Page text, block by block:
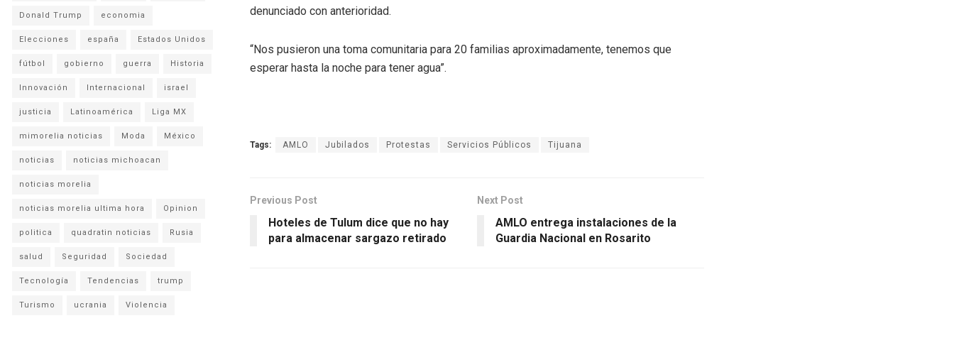
denunciado con anterioridad.
“Nos pusieron una toma comunitaria para 20 familias aproximadamente, tenemos que
esperar hasta la noche para tener agua”.
Tags: AMLO Jubilados Protestas Servicios Públicos Tijuana
Previous Post
Hoteles de Tulum dice que no hay
para almacenar sargazo retirado
Next Post
AMLO entrega instalaciones de la
Guardia Nacional en Rosarito
Donald Trump economia
Elecciones españa Estados Unidos
fútbol gobierno guerra Historia
Innovación Internacional israel
justicia Latinoamérica Liga MX
mimorelia noticias Moda México
noticias noticias michoacan
noticias morelia
noticias morelia ultima hora Opinion
politica quadratin noticias Rusia
salud Seguridad Sociedad
Tecnología Tendencias trump
Turismo ucrania Violencia